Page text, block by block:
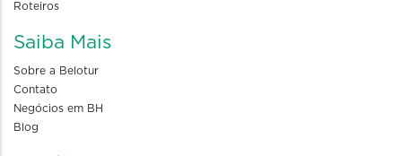
Roteiros
Saiba Mais
Sobre a Belotur
Contato
Negócios em BH
Blog